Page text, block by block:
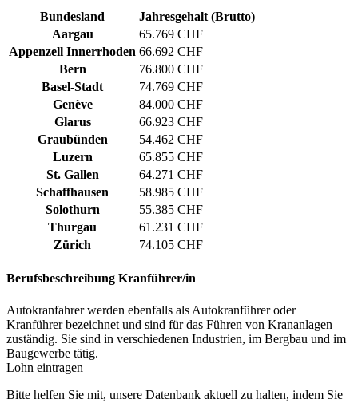
Bundesland
Jahresgehalt (Brutto)
Aargau
65.769 CHF
Appenzell Innerrhoden 66.692 CHF
Bern
76.800 CHF
Basel-Stadt
74.769 CHF
Genève
84.000 CHF
Glarus
66.923 CHF
Graubünden
54.462 CHF
Luzern
65.855 CHF
St. Gallen
64.271 CHF
Schaffhausen
58.985 CHF
Solothurn
55.385 CHF
Thurgau
61.231 CHF
Zürich
74.105 CHF
Berufsbeschreibung Kranführer/in
Autokranfahrer werden ebenfalls als Autokranführer oder
Kranführer bezeichnet und sind für das Führen von Krananlagen
zuständig. Sie sind in verschiedenen Industrien, im Bergbau und im
Baugewerbe tätig.
Lohn eintragen
Bitte helfen Sie mit, unsere Datenbank aktuell zu halten, indem Sie